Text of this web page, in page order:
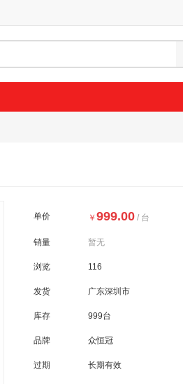
单价 ￥ 999.00 / 台
销量 暂无
浏览 116
发货 广东深圳市
库存 999台
品牌 众恒冠
过期 长期有效